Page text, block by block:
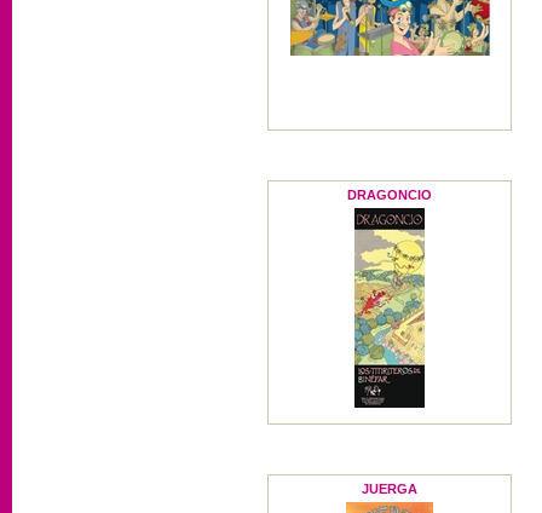
DRAGONCIO
JUERGA